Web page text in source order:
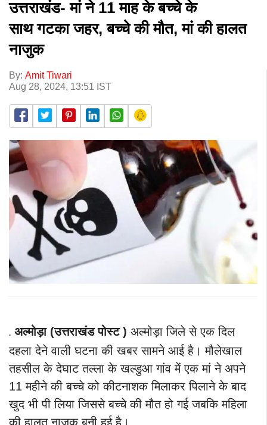
उत्तराखंड- मां ने 11 माह के बच्चे के
साथ गटका जहर, बच्चे की मौत, मां की हालत
नाजुक
By: Amit Tiwari
Aug 28, 2024, 13:51 IST
. अल्मोड़ा (उत्तराखंड पोस्ट ) अल्मोड़ा जिले से एक दिल
दहला देने वाली घटना की खबर सामने आई है। मौलेखाल
तहसील के देघाट तल्ला के खल्डुआ गांव में एक मां ने अपने
11 महीने की बच्चे को कीटनाशक मिलाकर पिलाने के बाद
खुद भी पी लिया जिससे बच्चे की मौत हो गई जबकि महिला
की हालत नाजुक बनी हुई है।